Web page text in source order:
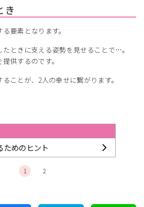
き
要素となります。
ときに支える姿勢を見せることで…。
供するのです。
ことが、2人の幸せに繋がります。
ためのヒント
1 2